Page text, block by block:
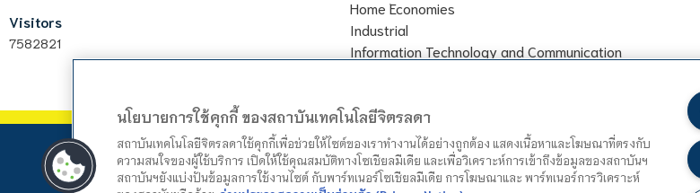
Visitors
7582821
Home Economies
Industrial
Information Technology and Communication
นโยบายการใช้คุกกี้ ของสถาบันเทคโนโลยีจิตรลดา
สถาบันเทคโนโลยีจิตรลดาใช้คุกกี้เพื่อช่วยให้ไซต์ของเราทำงานได้อย่างถูกต้อง แสดงเนื้อหาและโฆษณาที่ตรงกับ
ความสนใจของผู้ใช้บริการ เปิดให้ใช้คุณสมบัติทางโซเชียลมีเดีย และเพื่อวิเคราะห์การเข้าถึงข้อมูลของสถาบันฯ
สถาบันฯยังแบ่งปันข้อมูลการใช้งานไซต์ กับพาร์ทเนอร์โซเชียลมีเดีย การโฆษณาและ พาร์ทเนอร์การวิเคราะห์